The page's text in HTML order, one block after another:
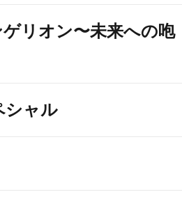
リオン〜未来への咆
シャル